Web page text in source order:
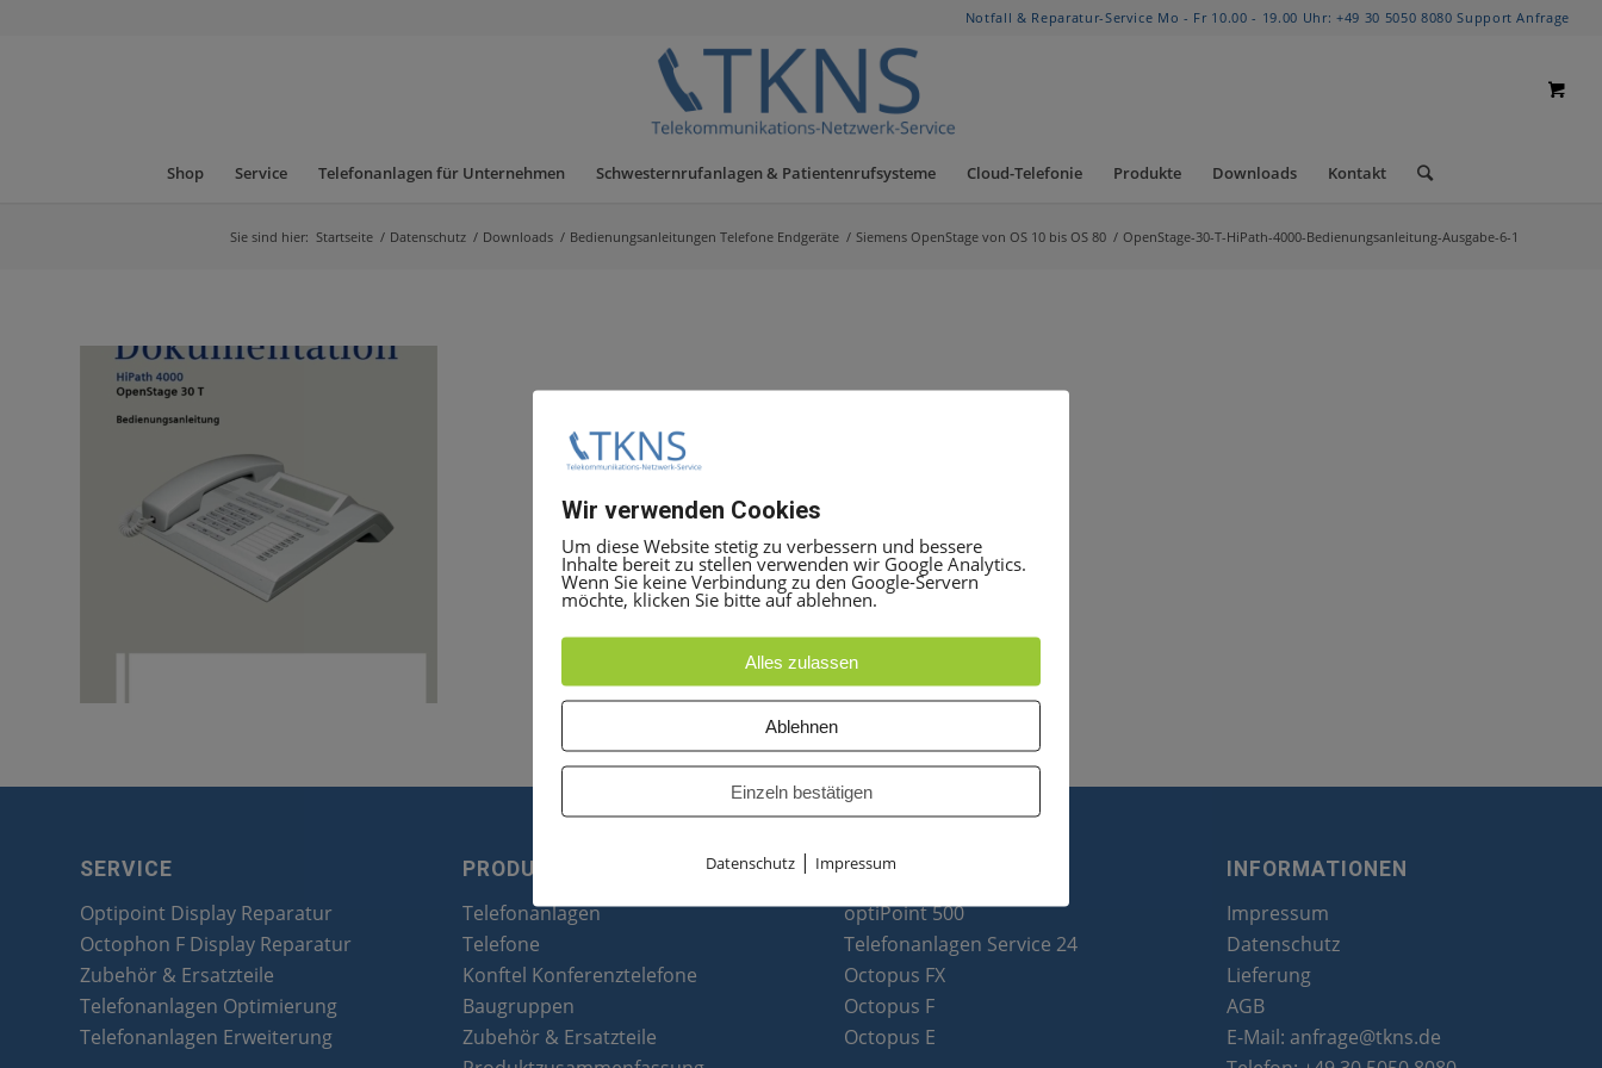
Notfall & Reparatur-Service Mo - Fr 10.00 - 19.00 Uhr: +49 30 5050 8080 Support Anfrage
Shop Service Telefonanlagen für Unternehmen Schwesternrufanlagen & Patientenrufsysteme Cloud-Telefonie Produkte Downloads Kontakt
Sie sind hier: Startseite / Datenschutz / Downloads / Bedienungsanleitungen Telefone Endgeräte / Siemens OpenStage von OS 10 bis OS 80 / OpenStage-30-T-HiPath-4000-Bedienungsanleitung-Ausgabe-6-1
SERVICE
Optipoint Display Reparatur
Octophon F Display Reparatur
Zubehör & Ersatzteile
Telefonanlagen Optimierung
Telefonanlagen Erweiterung
PRODUKTE
Telefonanlagen
Telefone
Konftel Konferenztelefone
Baugruppen
Zubehör & Ersatzteile
PARTNER
optiPoint 500
Telefonanlagen Service 24
Octopus FX
Octopus F
Octopus E
INFORMATIONEN
Impressum
Datenschutz
Lieferung
AGB
E-Mail: anfrage@tkns.de
Wir verwenden Cookies
Um diese Website stetig zu verbessern und bessere
Inhalte bereit zu stellen verwenden wir Google Analytics.
Wenn Sie keine Verbindung zu den Google-Servern
möchte, klicken Sie bitte auf ablehnen.
Alles zulassen
Ablehnen
Einzeln bestätigen
Datenschutz | Impressum